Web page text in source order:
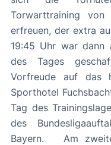
Torwarttraining von
erfreuen, der extra
19:45 Uhr war dann
des Tages
Vorfreude auf das
Sporthotel
Tag des
des
Bayern. Am zweiten Trainingstag traf man sich